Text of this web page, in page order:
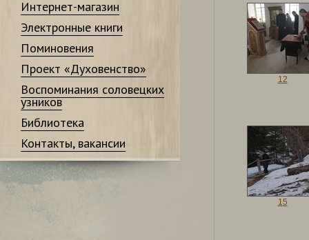
Интернет-магазин
Электронные книги
Поминовения
Проект «Духовенство»
Воспоминания соловецких
узников
Библиотека
Контакты, вакансии
12
15